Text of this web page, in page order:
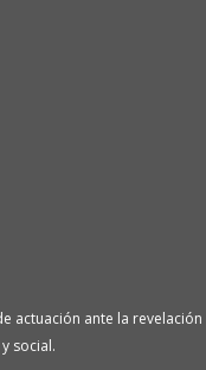
actuación ante la revelación
social.